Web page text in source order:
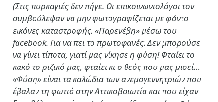
(Στις πυρκαγιές δεν πήγε. Οι επικοινωνιολόγοι τον
συμβούλεψαν να μην φωτογραφίζεται με φόντο
εικόνες καταστροφής. «Παρενέβη» μέσω του
facebook. Για να πει το πρωτοφανές: Δεν μπορούσε
να γίνει τίποτα, γιατί μας νίκησε η φύση! Φταίει το
κακό το ριζικό μας, φταίει κι ο θεός που μας μισεί…
«Φύση» είναι τα καλώδια των ανεμογεννητριών που
έβαλαν τη φωτιά στην Αττικοβοιωτία και που είχαν